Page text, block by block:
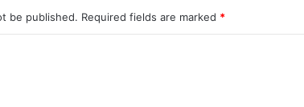
be published. Required fields are marked *